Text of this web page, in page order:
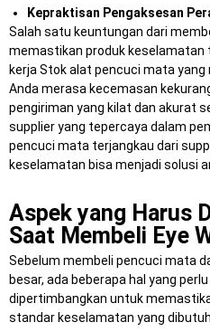
Kepraktisan Pengaksesan
Salah satu keuntungan dari
memastikan produk keselamatan
kerja Stok alat pencuci mata
Anda merasa kecemasan
pengiriman yang kilat dan akurat
supplier yang tepercaya dalam
pencuci mata terjangkau dari
keselamatan bisa menjadi solusi
Aspek yang Harus
Saat Membeli Eye
Sebelum membeli pencuci mata
besar, ada beberapa hal yang
dipertimbangkan untuk
standar keselamatan yang